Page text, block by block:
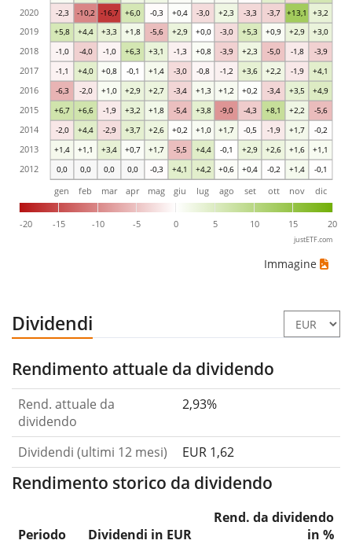
0,0 0,0 0,0 0,0 -0,3 +4,1 +4,2 +0,6 +0,4 -0,2 +1,4 -0,1
+1,4 +1,1 +3,4 +0,7 +1,7 -5,5 +4,4 -0,1 +2,9 +2,6 +1,6 +1,1
-2,0 +4,4 -2,9 +3,7 +2,6 +0,2 +1,0 +1,7 -0,5 -1,9 +1,7 -0,2
+6,7 +6,6 -1,9 +3,2 +1,8 -5,4 +3,8 -9,0 -4,3 +8,1 +2,2 -5,6
-6,3 -2,0 +1,0 +2,9 +2,7 -3,4 +1,3 +1,2 +0,2 -3,4 +3,5 +4,9
-1,1 +4,0 +0,8 -0,1 +1,4 -3,0 -0,8 -1,2 +3,6 +2,2 -1,9 +4,1
-1,0 -4,0 -1,0 +6,3 +3,1 -1,3 +0,8 -3,9 +2,3 -5,0 -1,8 -3,9
+5,8 +4,4 +3,3 +1,8 -5,6 +2,9 +0,0 -3,0 +5,3 +0,9 +2,9 +3,0
-2,3 -10,2 -16,7 +6,0 -0,3 +0,4 -3,0 +2,3 -3,3 -3,7 +13,1 +3,2
-20 -15 -10 -5 0 5 10 15 20
gen feb mar apr mag giu lug ago set ott nov dic
2012
2013
2014
2015
2016
2017
2018
2019
2020
justETF.com
Immagine
Dividendi
Rendimento attuale da dividendo
Rend. attuale da
dividendo
2,93%
Dividendi (ultimi 12 mesi) EUR 1,62
Rendimento storico da dividendo
Periodo Dividendi in EUR
Rend. da dividendo
in %